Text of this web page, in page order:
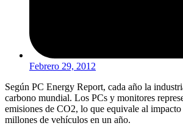
Febrero 29, 2012
Según PC Energy Report, cada año la
carbono mundial. Los PCs y monitores
emisiones de CO2, lo que equivale al impacto
millones de vehículos en un año.